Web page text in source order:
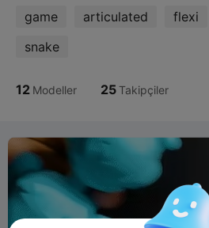
game articulated flexi
snake
12 Modeller 25Takipçiler